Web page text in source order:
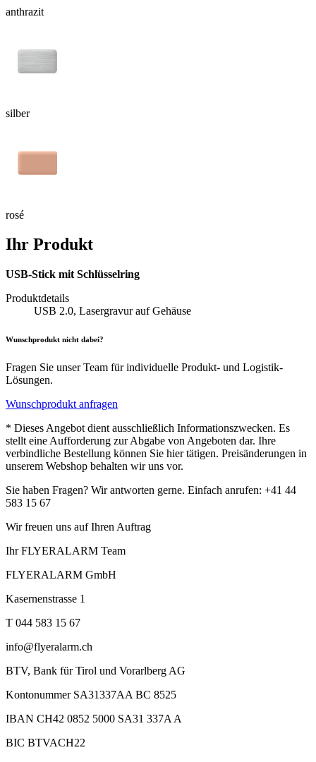
anthrazit
silber
rosé
Ihr Produkt
USB-Stick mit Schlüsselring
Produktdetails
USB 2.0, Lasergravur auf Gehäuse
Wunschprodukt nicht dabei?
Fragen Sie unser Team für individuelle Produkt- und Logistik-
Lösungen.
Wunschprodukt anfragen
* Dieses Angebot dient ausschließlich Informationszwecken. Es
stellt eine Aufforderung zur Abgabe von Angeboten dar. Ihre
verbindliche Bestellung können Sie hier tätigen. Preisänderungen in
unserem Webshop behalten wir uns vor.
Sie haben Fragen? Wir antworten gerne. Einfach anrufen: +41 44
583 15 67
Wir freuen uns auf Ihren Auftrag
Ihr FLYERALARM Team
FLYERALARM GmbH
Kasernenstrasse 1
T 044 583 15 67
info@flyeralarm.ch
BTV, Bank für Tirol und Vorarlberg AG
Kontonummer SA31337AA BC 8525
IBAN CH42 0852 5000 SA31 337A A
BIC BTVACH22